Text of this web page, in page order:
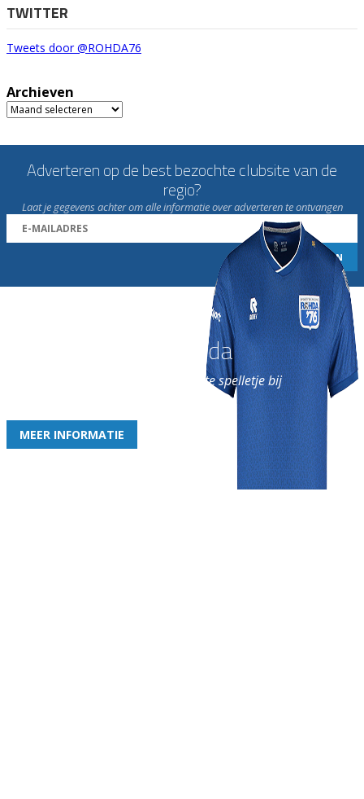
TWITTER
Tweets door @ROHDA76
Archieven
Archieven
Adverteren op de best bezochte clubsite van de
regio?
Laat je gegevens achter om alle informatie over adverteren te ontvangen
Word nu lid van Rohda
en geniet iedere week van het leukste spelletje bij
MEER INFORMATIE